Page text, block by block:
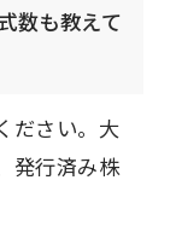
数も教えて
ださい。大
発行済み株